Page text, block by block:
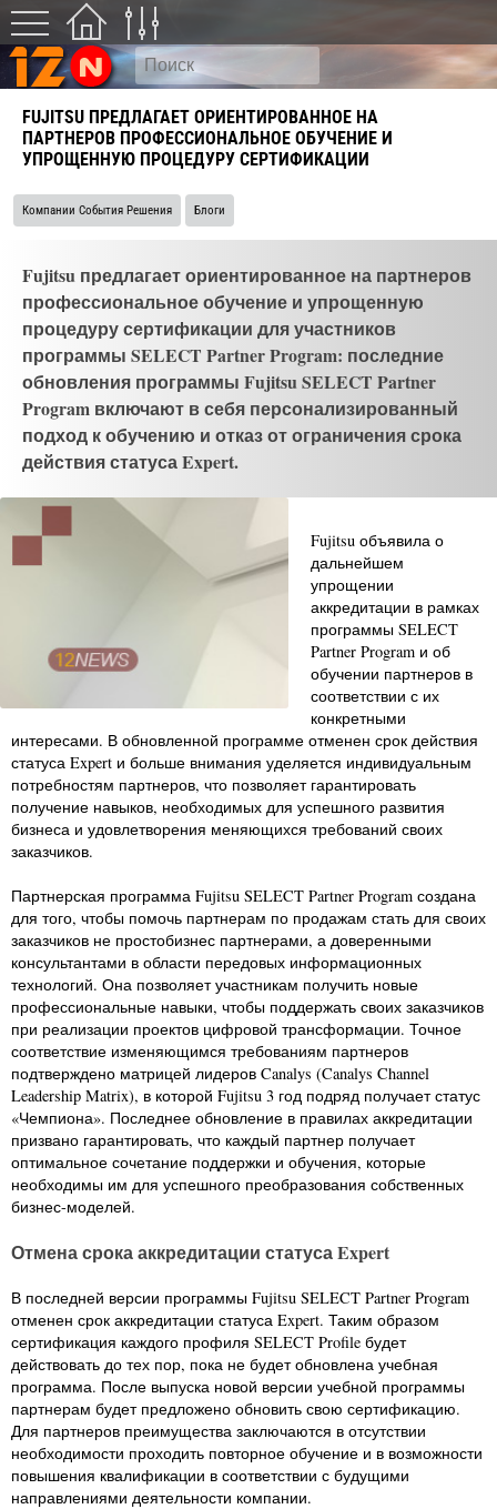
FUJITSU ПРЕДЛАГАЕТ ОРИЕНТИРОВАННОЕ НА
ПАРТНЕРОВ ПРОФЕССИОНАЛЬНОЕ ОБУЧЕНИЕ И
УПРОЩЕННУЮ ПРОЦЕДУРУ СЕРТИФИКАЦИИ
Компании События Решения Блоги
Fujitsu предлагает ориентированное на партнеров
профессиональное обучение и упрощенную
процедуру сертификации для участников
программы SELECT Partner Program: последние
обновления программы Fujitsu SELECT Partner
Program включают в себя персонализированный
подход к обучению и отказ от ограничения срока
действия статуса Expert.
Fujitsu объявила о
дальнейшем
упрощении
аккредитации в рамках
программы SELECT
Partner Program и об
обучении партнеров в
соответствии с их
конкретными
интересами. В обновленной программе отменен срок действия
статуса Expert и больше внимания уделяется индивидуальным
потребностям партнеров, что позволяет гарантировать
получение навыков, необходимых для успешного развития
бизнеса и удовлетворения меняющихся требований своих
заказчиков.
Партнерская программа Fujitsu SELECT Partner Program создана
для того, чтобы помочь партнерам по продажам стать для своих
заказчиков не простобизнес партнерами, а доверенными
консультантами в области передовых информационных
технологий. Она позволяет участникам получить новые
профессиональные навыки, чтобы поддержать своих заказчиков
при реализации проектов цифровой трансформации. Точное
соответствие изменяющимся требованиям партнеров
подтверждено матрицей лидеров Canalys (Canalys Channel
Leadership Matrix), в которой Fujitsu 3 год подряд получает статус
«Чемпиона». Последнее обновление в правилах аккредитации
призвано гарантировать, что каждый партнер получает
оптимальное сочетание поддержки и обучения, которые
необходимы им для успешного преобразования собственных
бизнес-моделей.
Отмена срока аккредитации статуса Expert
В последней версии программы Fujitsu SELECT Partner Program
отменен срок аккредитации статуса Expert. Таким образом
сертификация каждого профиля SELECT Profile будет
действовать до тех пор, пока не будет обновлена учебная
программа. После выпуска новой версии учебной программы
партнерам будет предложено обновить свою сертификацию.
Для партнеров преимущества заключаются в отсутствии
необходимости проходить повторное обучение и в возможности
повышения квалификации в соответствии с будущими
направлениями деятельности компании.